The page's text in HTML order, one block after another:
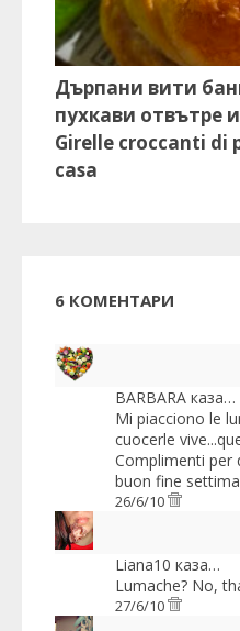
Дърпани вити
пухкави отвътре
Girelle croccanti
casa
6 КОМЕНТАРИ
BARBARA каза…
Mi piacciono le
cuocerle
Complimenti per
buon fine
26/6/10
Liana10 каза…
Lumache? No,
27/6/10